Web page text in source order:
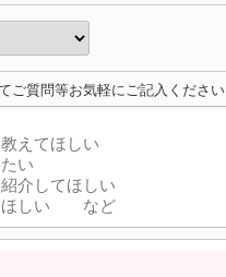
ご質問等お気軽にご記入ください